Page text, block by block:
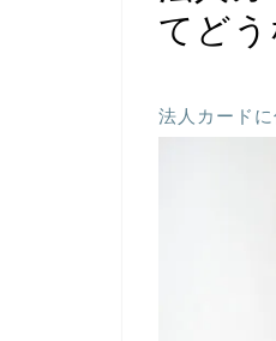
てどう
法人カード